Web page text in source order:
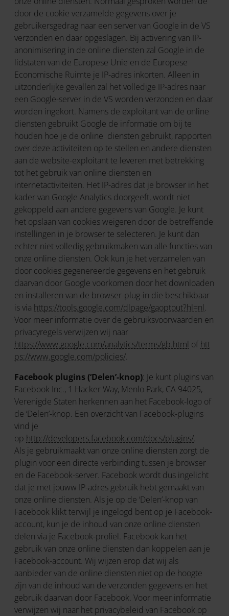
door de cookie verzamelde gegevens over je
gebruikersgedrag naar een server van Google in de VS
verzonden en daar opgeslagen. Bij activering van IP-
anonimisering in de online diensten zal Google in de
lidstaten van de Europese Unie en de Europese
Economische Ruimte je IP-adres inkorten. Alleen in
uitzonderlijke gevallen zal het volledige IP-adres naar
een Google-server in de VS worden verzonden en daar
worden ingekort. Namens de exploitant van de online
diensten gebruikt Google de informatie om bij te
houden hoe je de online diensten gebruikt, rapporten
over deze activiteiten op te stellen en andere diensten
aan de website-exploitant te leveren met betrekking
tot het gebruik van online diensten en
internetactiviteiten. Het IP-adres dat je browser in het
kader van Google Analytics doorgeeft, wordt niet
gekoppeld aan andere gegevens van Google. Je kunt
het opslaan van cookies weigeren door de betreffende
instellingen in je browser te selecteren. Je kunt dan
echter niet volledig gebruikmaken van alle functies van
onze online diensten. Ook kun je het verzamelen van
door cookies gegenereerde gegevens en het gebruik
daarvan door Google voorkomen door het downloaden
en installeren van de browser-plug-in die beschikbaar
is via https://tools.google.com/dlpage/gaoptout?hl=nl.
Voor meer informatie over de gebruiksvoorwaarden en
privacyregels verwijzen wij naar
https://www.google.com/analytics/terms/gb.html ofhtt
ps://www.google.com/policies/.
Facebook plugins (‘Delen’-knop): Je kunt plugins van
Facebook Inc., 1 Hacker Way, Menlo Park, CA 94025,
Verenigde Staten herkennen aan het Facebook-logo of
de ‘Delen’-knop. Een overzicht van Facebook-plugins
vind je
op http://developers.facebook.com/docs/plugins/.
Als je gebruikmaakt van onze online diensten zorgt de
plugin voor een directe verbinding tussen je browser
en de Facebook-server. Facebook wordt dus ingelicht
dat je met jouww IP-adres gebruik hebt gemaakt van
onze online diensten. Als je op de ‘Delen’-knop van
Facebook klikt terwijl je ingelogd bent op je Facebook-
account, kun je de inhoud van onze online diensten
delen via je Facebook-profiel. Facebook kan het
gebruik van onze online diensten dan koppelen aan je
Facebook-account. Wij wijzen erop dat wij als
aanbieder van de online diensten niet op de hoogte
zijn van de inhoud van de verzonden gegevens en het
gebruik daarvan door Facebook. Voor meer informatie
verwijzen wij naar het privacybeleid van Facebook op